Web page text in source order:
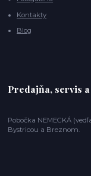
Kontakty
Blog
Predajňa, servis
Pobočka NEMECKÁ
Bystricou a Breznom.